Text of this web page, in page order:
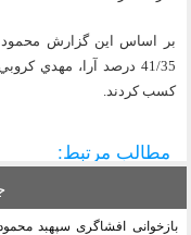
كسب كردند.
مطالب مرتبط:
بازخوانی افشاگری سپهبد